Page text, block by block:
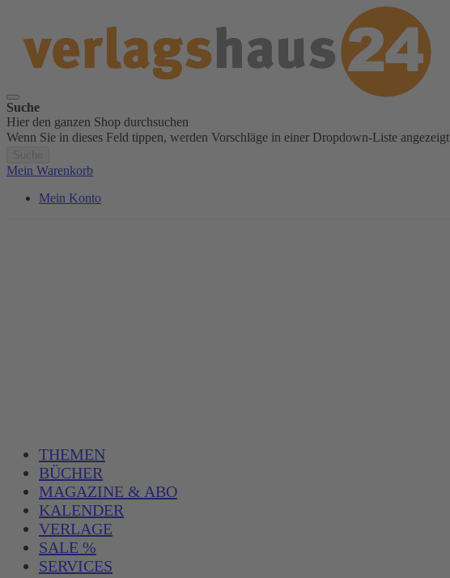
Suche
Hier den ganzen Shop durchsuchen
Wenn Sie in dieses Feld tippen, werden Vorschläge in einer Dropdown-Liste angezeigt
Mein Warenkorb
Mein Konto
THEMEN
BÜCHER
MAGAZINE & ABO
KALENDER
VERLAGE
SALE %
SERVICES